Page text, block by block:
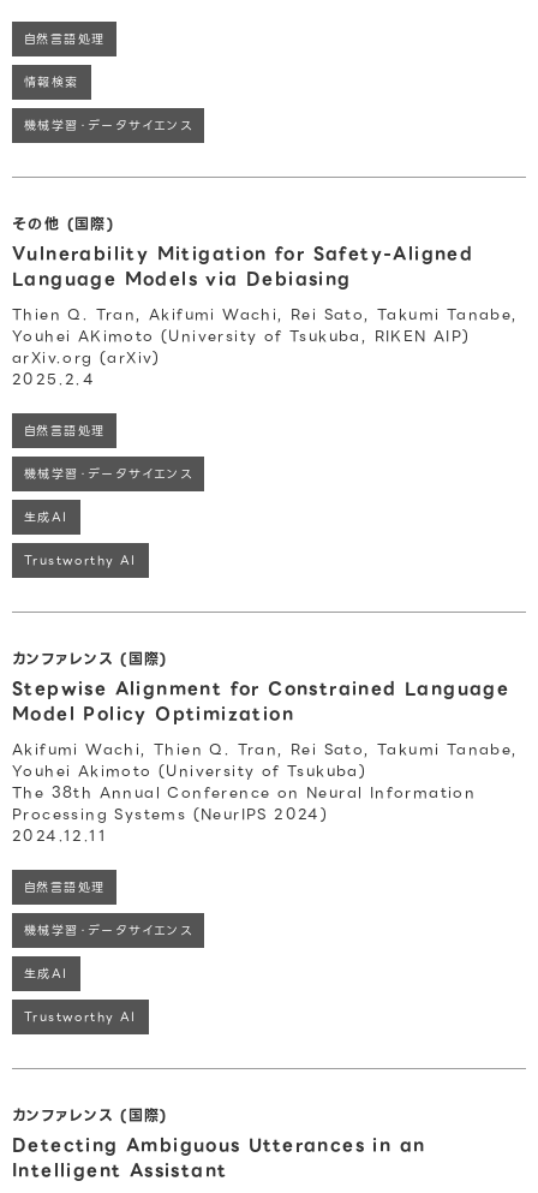
自然言語処理
情報検索
機械学習・データサイエンス
その他 (国際)
Vulnerability Mitigation for Safety-Aligned
Language Models via Debiasing
Thien Q. Tran, Akifumi Wachi, Rei Sato, Takumi Tanabe,
Youhei AKimoto (University of Tsukuba, RIKEN AIP)
arXiv.org (arXiv)
2025.2.4
自然言語処理
機械学習・データサイエンス
生成AI
Trustworthy AI
カンファレンス (国際)
Stepwise Alignment for Constrained Language
Model Policy Optimization
Akifumi Wachi, Thien Q. Tran, Rei Sato, Takumi Tanabe,
Youhei Akimoto (University of Tsukuba)
The 38th Annual Conference on Neural Information
Processing Systems (NeurIPS 2024)
2024.12.11
自然言語処理
機械学習・データサイエンス
生成AI
Trustworthy AI
カンファレンス (国際)
Detecting Ambiguous Utterances in an
Intelligent Assistant